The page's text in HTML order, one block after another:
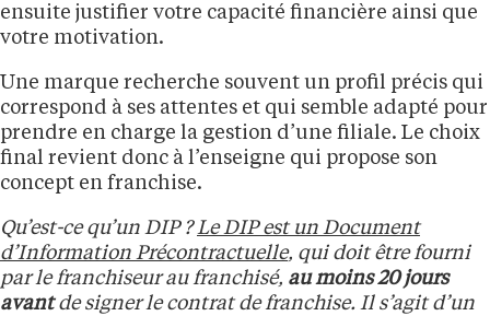
ensuite justifier votre capacité financière ainsi que
votre motivation.
Une marque recherche souvent un profil précis qui
correspond à ses attentes et qui semble adapté pour
prendre en charge la gestion d’une filiale. Le choix
final revient donc à l’enseigne qui propose son
concept en franchise.
Qu’est-ce qu’un DIP ?Le DIP est un Document
d’Information Précontractuelle, qui doit être fourni
par le franchiseur au franchisé, au moins 20 jours
avantde signer le contrat de franchise. Il s’agit d’un